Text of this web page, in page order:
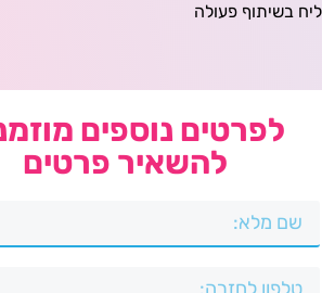
בשיתוף פעולה
לפרטים נוספים
להשאיר פרטים